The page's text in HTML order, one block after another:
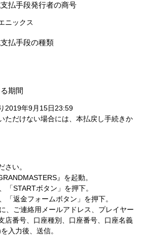
索
払手段発行者の商号
ニックス
払手段の種類
期間
2019年9月15日23:59
ただけない場合には、本払戻し手続きか
さい。
』を起動。
「STARTボタン」を押下。
「返金フォームボタン」を押下。
、ご連絡用メールアドレス、プレイヤー
店番号、口座種別、口座番号、口座名義
入力後、送信。